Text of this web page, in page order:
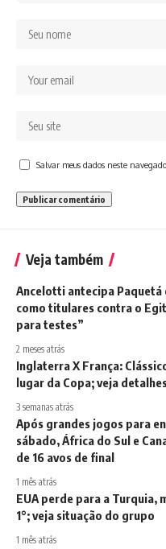
Salvar meus dados neste
Veja também
Ancelotti antecipa Paquetá
como titulares contra o
para testes”
2 meses atrás
Inglaterra X França:
lugar da Copa; veja
3 semanas atrás
Após grandes jogos para
sábado, África do Sul e
de 16 avos de final
1 mês atrás
EUA perde para a Turquia,
1°; veja situação do grupo
1 mês atrás